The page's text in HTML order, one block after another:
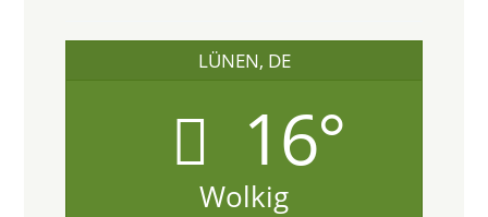
LÜNEN, DE
16°
Wolkig